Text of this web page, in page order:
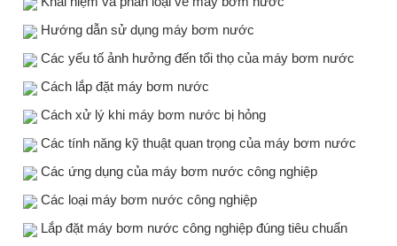
Hướng dẫn sử dụng máy bơm nước
Các yếu tố ảnh hưởng đến tổi thọ của máy bơm nước
Cách lắp đặt máy bơm nước
Cách xử lý khi máy bơm nước bị hỏng
Các tính năng kỹ thuật quan trọng của máy bơm nước
Các ứng dụng của máy bơm nước công nghiệp
Các loại máy bơm nước công nghiệp
Lắp đặt máy bơm nước công nghiệp đúng tiêu chuẩn